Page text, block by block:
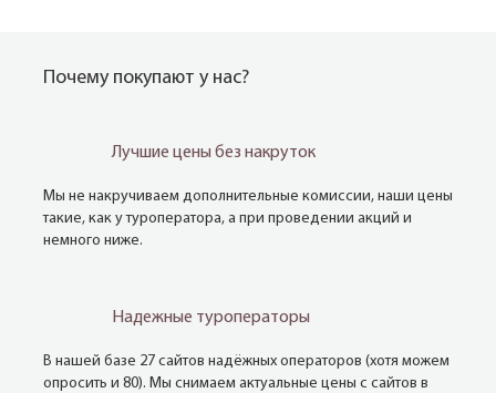
Почему покупают у нас?
Лучшие цены без накруток
Мы не накручиваем дополнительные комиссии, наши цены
такие, как у туроператора, а при проведении акций и
немного ниже.
Надежные туроператоры
В нашей базе 27 сайтов надёжных операторов (хотя можем
опросить и 80). Мы снимаем актуальные цены с сайтов в